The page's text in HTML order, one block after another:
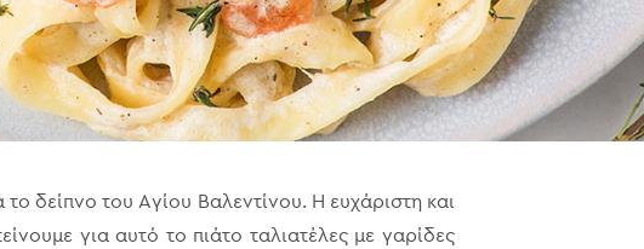
δείπνο του Αγίου Βαλεντίνου. Η ευχάριστη και
για αυτό το πιάτο ταλιατέλες με γαρίδες